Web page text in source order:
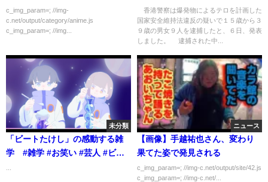
c_img_param=; //img-
c.net/output/category/anime.js
c_img_param=; //img...
香港警察は爆発物によるテロを計画した
国家安全維持法違反の疑いで１５歳から３
９歳の男女９人を逮捕したと、６日、発表
しました。 逮捕された中...
未分類
「ビートたけし」の感動する雑
学 #雑学 #お笑い #芸人 #ビー
ニュース
【画像】手越祐也さん、変わり
果てた姿で発見される
c_img_param=; //img-c.net/output/site/42.js
c_img_param=; //img-c.net/...